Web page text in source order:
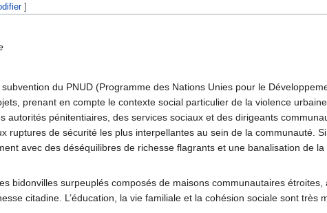
]
du PNUD (Programme des Nations Unies pour le
prenant en compte le contexte social particulier de la violence
autorités pénitentiaires, des services sociaux et des dirigeants
ruptures de sécurité les plus interpellantes au sein de la communauté.
avec des déséquilibres de richesse flagrants et une banalisation de
bidonvilles surpeuplés composés de maisons communautaires
citadine. L’éducation, la vie familiale et la cohésion sociale sont très